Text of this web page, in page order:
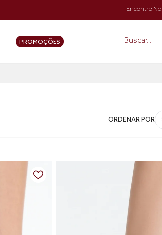
Encontre
PROMOÇÕES
ORDENAR POR